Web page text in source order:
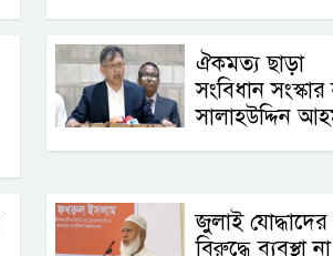
ঐকমত্য ছাড়া
সংবিধান
সালাহউদ্দিন
জুলাই যোদ্ধাদের
বিরুদ্ধে ব্যবস্থা না